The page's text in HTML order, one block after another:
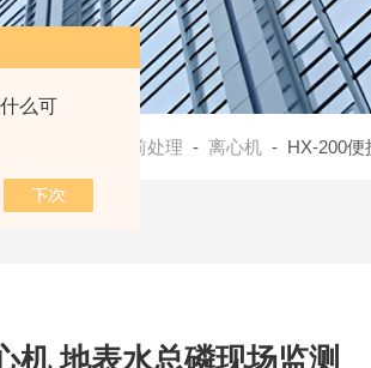
么可
样品前处理 - 离心机- HX-200便
机 地表水总磷现场监测